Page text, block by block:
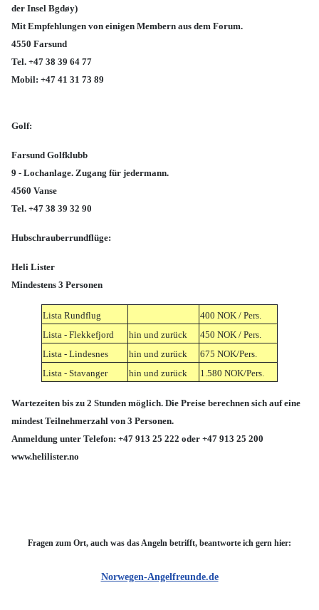
der Insel Bgdøy)
Mit Empfehlungen von einigen Membern aus dem Forum.
4550 Farsund
Tel. +47 38 39 64 77
Mobil: +47 41 31 73 89
Golf:
Farsund Golfklubb
9 - Lochanlage. Zugang für jedermann.
4560 Vanse
Tel. +47 38 39 32 90
Hubschrauberrundflüge:
Heli Lister
Mindestens 3 Personen
Lista Rundflug
400 NOK / Pers.
Lista - Flekkefjord
hin und zurück
450 NOK / Pers.
Lista - Lindesnes
hin und zurück
675 NOK/Pers.
Lista - Stavanger
hin und zurück 1.580 NOK/Pers.
Wartezeiten bis zu 2 Stunden möglich. Die Preise berechnen sich auf eine
mindest Teilnehmerzahl von 3 Personen.
Anmeldung unter Telefon: +47 913 25 222 oder +47 913 25 200
www.helilister.no
Fragen zum Ort, auch was das Angeln betrifft, beantworte ich gern hier:
Norwegen-Angelfreunde.de